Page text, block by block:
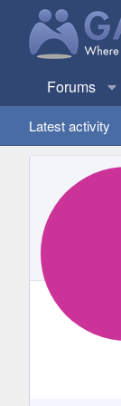
Forums
Latest activity